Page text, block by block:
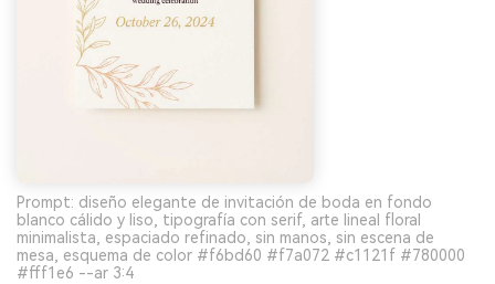
Prompt: diseño elegante de invitación de boda en fondo
blanco cálido y liso, tipografía con serif, arte lineal floral
minimalista, espaciado refinado, sin manos, sin escena de
mesa, esquema de color #f6bd60 #f7a072 #c1121f #780000
#fff1e6 --ar 3:4